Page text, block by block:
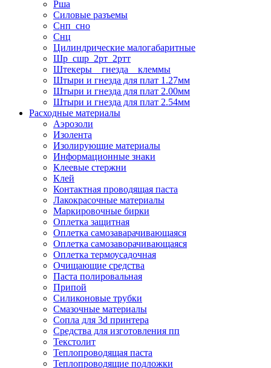
Рша
Силовые разъемы
Снп_сно
Снц
Цилиндрические малогабаритные
Шр_сшр_2рт_2ртт
Штекеры _ гнезда _ клеммы
Штыри и гнезда для плат 1.27мм
Штыри и гнезда для плат 2.00мм
Штыри и гнезда для плат 2.54мм
Расходные материалы
Аэрозоли
Изолента
Изолирующие материалы
Информационные знаки
Клеевые стержни
Клей
Контактная проводящая паста
Лакокрасочные материалы
Маркировочные бирки
Оплетка защитная
Оплетка самозаварачивающаяся
Оплетка самозаворачивающаяся
Оплетка термоусадочная
Очищающие средства
Паста полировальная
Припой
Силиконовые трубки
Смазочные материалы
Сопла для 3d принтера
Средства для изготовления пп
Текстолит
Теплопроводящая паста
Теплопроводящие подложки